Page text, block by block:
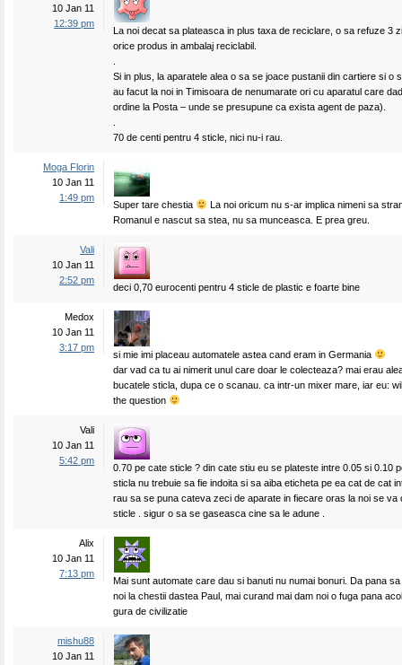
10 Jan 11
12:39 pm
La noi decat sa plateasca in plus taxa de reciclare, o sa refuze 3
orice produs in ambalaj reciclabil.
Si in plus, la aparatele alea o sa se joace pustanii din cartiere si o
au facut la noi in Timisoara de nenumarate ori cu aparatul care
ordine la Posta – unde se presupune ca exista agent de paza).
70 de centi pentru 4 sticle, nici nu-i rau.
Moga Florin
10 Jan 11
1:49 pm
Super tare chestia
La noi oricum nu s-ar implica nimeni sa
Romanul e nascut sa stea, nu sa munceasca. E prea greu.
Vali
10 Jan 11
2:52 pm
deci 0,70 eurocenti pentru 4 sticle de plastic e foarte bine
Medox
10 Jan 11
3:17 pm
si mie imi placeau automatele astea cand eram in Germania
dar vad ca tu ai nimerit unul care doar le colecteaza? mai erau
bucatele sticla, dupa ce o scanau. ca intr-un mixer mare, iar eu:
the question
Vali
10 Jan 11
5:42 pm
0.70 pe cate sticle ? din cate stiu eu se plateste intre 0.05 si 0.10
sticla nu trebuie sa fie indoita si sa aiba eticheta pe ea cat de cat
rau sa se puna cateva zeci de aparate in fiecare oras la noi se va
sticle . sigur o sa se gaseasca cine sa le adune .
Alix
10 Jan 11
7:13 pm
Mai sunt automate care dau si banuti nu numai bonuri. Da pana
noi la chestii dastea Paul, mai curand mai dam noi o fuga pana
gura de civilizatie
mishu88
10 Jan 11